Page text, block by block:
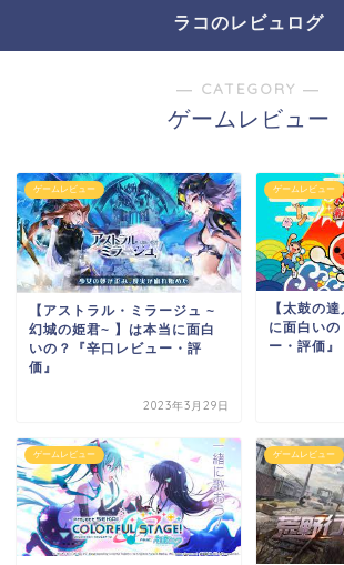
ラコのレビュログ
― CATEGORY ―
ゲームレビュー
ゲームレビュー
【アストラル・ミラージュ ~
幻城の姫君~ 】は本当に面白
いの？『辛口レビュー・評
価』
2023年3月29日
ゲームレビュー
【太鼓の
に面白い
ー・評価』
ゲームレビュー ゲームレビュー